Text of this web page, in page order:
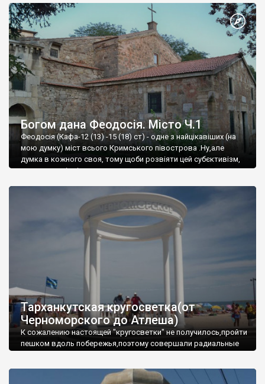
Богом дана Феодосія. Місто Ч.1
Феодосія (Кафа-12 (13) -15 (18) ст) - одне з найцікавіших (на
мою думку) міст всього Кримського півострова .Ну,але
думка в кожного своя, тому щоби розвіяти цей субєктивізм,
запрошую відвідати це
Тарханкутская кругосветка(от
Черноморского до Атлеша)
К сожалению настоящей "кругосветки" не получилось,пройти
пешком вдоль побережья,поэтому совершали радиальные